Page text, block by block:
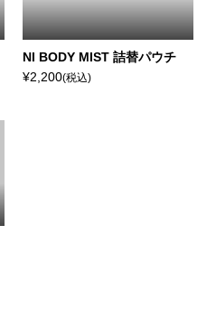
NI BODY MIST 詰替パウチ
¥2,200(税込)